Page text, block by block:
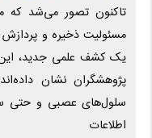
تاکنون تصور می‌شد که
مسئولیت ذخیره و پردازش
یک کشف علمی جدید،
پژوهشگران نشان
سلول‌های عصبی و حتی
اطلاعات